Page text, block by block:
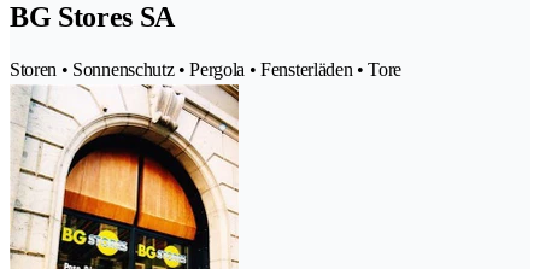
BG Stores SA
Storen • Sonnenschutz • Pergola • Fensterläden • Tore